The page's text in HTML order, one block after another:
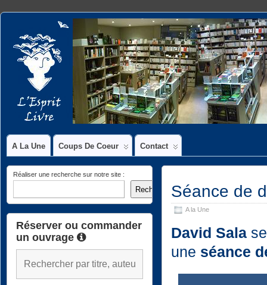
A La Une Coups De Coeur Contact
Séance de
A la Une
David Sala
une séance
Réaliser une recherche sur notre site :
Rechercher
Réserver ou commander
un ouvrage